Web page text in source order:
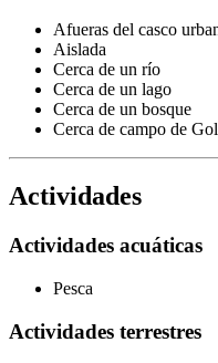
Afueras del casco
Aislada
Cerca de un río
Cerca de un lago
Cerca de un bosque
Cerca de campo de
Actividades
Actividades acuáticas
Pesca
Actividades terrestres